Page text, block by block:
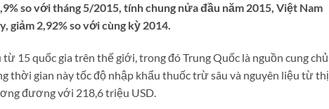
so với tháng 5/2015, tính chung nửa đầu năm 2015, Việt Nam
giảm 2,92% so với cùng kỳ 2014.
15 quốc gia trên thế giới, trong đó Trung Quốc là nguồn cung chủ
thời gian này tốc độ nhập khẩu thuốc trừ sâu và nguyên liệu từ thị
đương với 218,6 triệu USD.